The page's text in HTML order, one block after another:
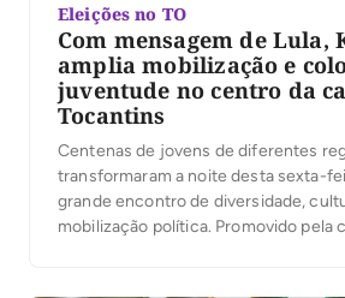
Eleições no TO
Com mensagem de Lula,
amplia mobilização e
juventude no centro da
Tocantins
Centenas de jovens de diferentes
transformaram a noite desta sexta-
grande encontro de diversidade,
mobilização política. Promovido pela